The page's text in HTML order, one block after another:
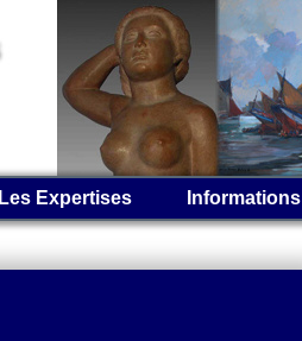
Les Expertises Informations